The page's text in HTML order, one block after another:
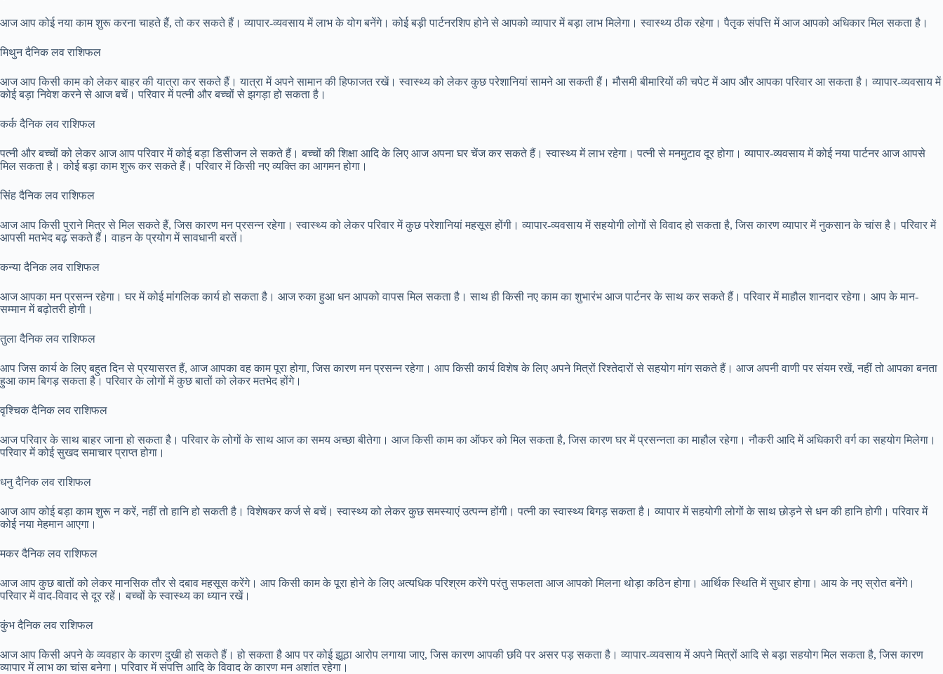
आज आप कोई नया काम शुरू करना चाहते हैं, तो कर सकते हैं। व्यापार-व्यवसाय में लाभ के योग बनेंगे। कोई बड़ी पार्टनरशिप होने से आपको व्यापार में बड़ा लाभ मिलेगा। स्वास्थ्य ठीक रहेगा। पैतृक संपत्ति में आज आपको अधिकार मिल सकता है।
मिथुन दैनिक लव राशिफल
आज आप किसी काम को लेकर बाहर की यात्रा कर सकते हैं। यात्रा में अपने सामान की हिफाजत रखें। स्वास्थ्य को लेकर कुछ परेशानियां सामने आ सकती हैं। मौसमी बीमारियों की चपेट में आप और आपका परिवार आ सकता है। व्यापार-व्यवसाय में
कोई बड़ा निवेश करने से आज बचें। परिवार में पत्नी और बच्चों से झगड़ा हो सकता है।
कर्क दैनिक लव राशिफल
पत्नी और बच्चों को लेकर आज आप परिवार में कोई बड़ा डिसीजन ले सकते हैं। बच्चों की शिक्षा आदि के लिए आज अपना घर चेंज कर सकते हैं। स्वास्थ्य में लाभ रहेगा। पत्नी से मनमुटाव दूर होगा। व्यापार-व्यवसाय में कोई नया पार्टनर आज आपसे
मिल सकता है। कोई बड़ा काम शुरू कर सकते हैं। परिवार में किसी नए व्यक्ति का आगमन होगा।
सिंह दैनिक लव राशिफल
आज आप किसी पुराने मित्र से मिल सकते हैं, जिस कारण मन प्रसन्न रहेगा। स्वास्थ्य को लेकर परिवार में कुछ परेशानियां महसूस होंगी। व्यापार-व्यवसाय में सहयोगी लोगों से विवाद हो सकता है, जिस कारण व्यापार में नुकसान के चांस है। परिवार में
आपसी मतभेद बढ़ सकते हैं। वाहन के प्रयोग में सावधानी बरतें।
कन्या दैनिक लव राशिफल
आज आपका मन प्रसन्न रहेगा। घर में कोई मांगलिक कार्य हो सकता है। आज रुका हुआ धन आपको वापस मिल सकता है। साथ ही किसी नए काम का शुभारंभ आज पार्टनर के साथ कर सकते हैं। परिवार में माहौल शानदार रहेगा। आप के मान-
सम्मान में बढ़ोतरी होगी।
तुला दैनिक लव राशिफल
आप जिस कार्य के लिए बहुत दिन से प्रयासरत हैं, आज आपका वह काम पूरा होगा, जिस कारण मन प्रसन्न रहेगा। आप किसी कार्य विशेष के लिए अपने मित्रों रिश्तेदारों से सहयोग मांग सकते हैं। आज अपनी वाणी पर संयम रखें, नहीं तो आपका बनता
हुआ काम बिगड़ सकता है। परिवार के लोगों में कुछ बातों को लेकर मतभेद होंगे।
वृश्चिक दैनिक लव राशिफल
आज परिवार के साथ बाहर जाना हो सकता है। परिवार के लोगों के साथ आज का समय अच्छा बीतेगा। आज किसी काम का ऑफर को मिल सकता है, जिस कारण घर में प्रसन्नता का माहौल रहेगा। नौकरी आदि में अधिकारी वर्ग का सहयोग मिलेगा।
परिवार में कोई सुखद समाचार प्राप्त होगा।
धनु दैनिक लव राशिफल
आज आप कोई बड़ा काम शुरू न करें, नहीं तो हानि हो सकती है। विशेषकर कर्ज से बचें। स्वास्थ्य को लेकर कुछ समस्याएं उत्पन्न होंगी। पत्नी का स्वास्थ्य बिगड़ सकता है। व्यापार में सहयोगी लोगों के साथ छोड़ने से धन की हानि होगी। परिवार में
कोई नया मेहमान आएगा।
मकर दैनिक लव राशिफल
आज आप कुछ बातों को लेकर मानसिक तौर से दबाव महसूस करेंगे। आप किसी काम के पूरा होने के लिए अत्यधिक परिश्रम करेंगे परंतु सफलता आज आपको मिलना थोड़ा कठिन होगा। आर्थिक स्थिति में सुधार होगा। आय के नए स्रोत बनेंगे।
परिवार में वाद-विवाद से दूर रहें। बच्चों के स्वास्थ्य का ध्यान रखें।
कुंभ दैनिक लव राशिफल
आज आप किसी अपने के व्यवहार के कारण दुखी हो सकते हैं। हो सकता है आप पर कोई झूठा आरोप लगाया जाए, जिस कारण आपकी छवि पर असर पड़ सकता है। व्यापार-व्यवसाय में अपने मित्रों आदि से बड़ा सहयोग मिल सकता है, जिस कारण
व्यापार में लाभ का चांस बनेगा। परिवार में संपत्ति आदि के विवाद के कारण मन अशांत रहेगा।